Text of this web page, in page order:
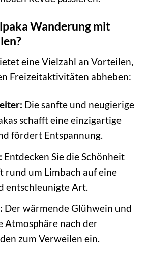
Wanderung mit
eine Vielzahl an Vorteilen,
Freizeitaktivitäten abheben:
Die sanfte und neugierige
schafft eine einzigartige
fördert Entspannung.
Entdecken Sie die Schönheit
rund um Limbach auf eine
entschleunigte Art.
Der wärmende Glühwein und
Atmosphäre nach der
zum Verweilen ein.